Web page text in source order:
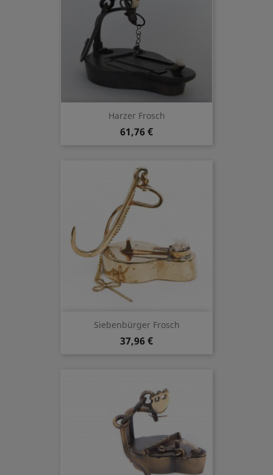
Harzer Frosch
61,76 €
Siebenbürger Frosch
37,96 €